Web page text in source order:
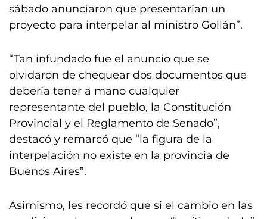
sábado anunciaron que presentarían un
proyecto para interpelar al ministro Gollán”.
“Tan infundado fue el anuncio que se
olvidaron de chequear dos documentos que
debería tener a mano cualquier
representante del pueblo, la Constitución
Provincial y el Reglamento de Senado”,
destacó y remarcó que “la figura de la
interpelación no existe en la provincia de
Buenos Aires”.
Asimismo, les recordó que si el cambio en las